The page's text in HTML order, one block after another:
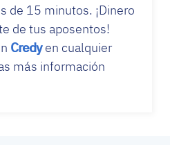
de 15 minutos. ¡Dinero
de tus aposentos!
Credyen cualquier
más información